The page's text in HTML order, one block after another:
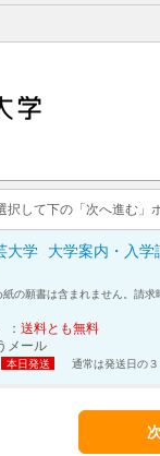
して下の「次へ進む」
大学
大学案内・入
の願書は含まれません。請
： 送料とも無料
メール
本日発送 通常は発送日の